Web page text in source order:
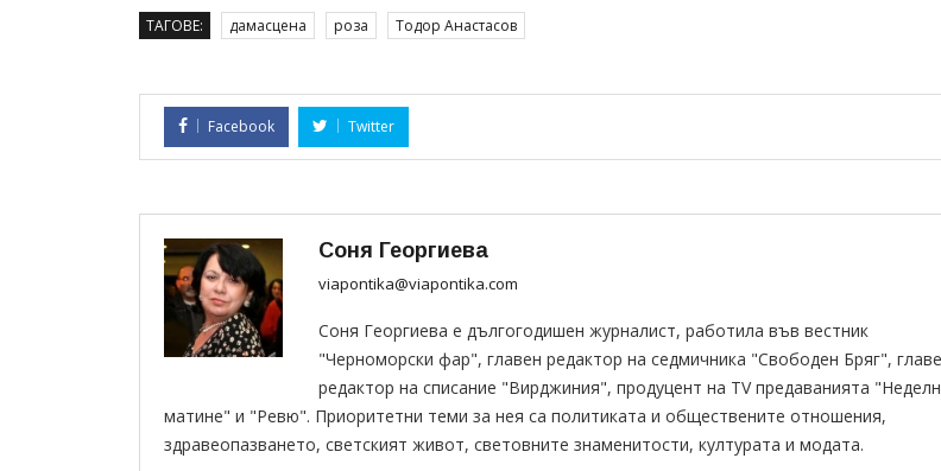
ТАГОВЕ: дамасцена роза Тодор Анастасов
Facebook Twitter
Соня Георгиева
viapontika@viapontika.com
Соня Георгиева е дългогодишен журналист, работила във вестник
"Черноморски фар", главен редактор на седмичника "Свободен Бряг",
редактор на списание "Вирджиния", продуцент на TV предаванията
матине" и "Ревю". Приоритетни теми за нея са политиката и обществените отношения,
здравеопазването, светският живот, световните знаменитости, културата и модата.